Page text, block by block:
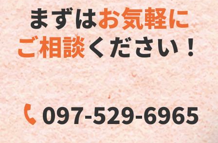
まずはお気軽に
ご相談ください！
097-529-6965